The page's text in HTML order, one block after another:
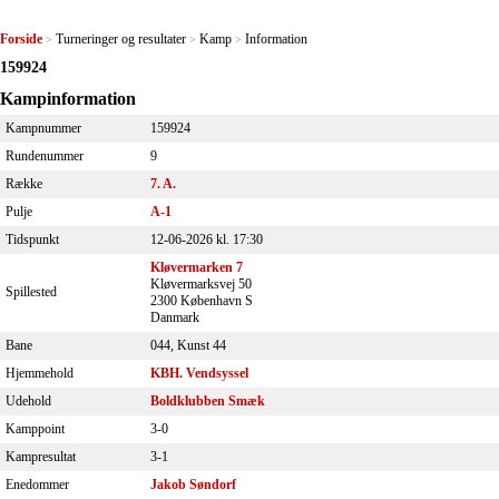
Forside > Turneringer og resultater > Kamp > Information
159924
Kampinformation
Kampnummer
159924
Rundenummer
9
Række
7. A.
Pulje
A-1
Tidspunkt
12-06-2026 kl. 17:30
Spillested
Kløvermarken 7
Kløvermarksvej 50
2300 København S
Danmark
Bane
044, Kunst 44
Hjemmehold
KBH. Vendsyssel
Udehold
Boldklubben Smæk
Kamppoint
3-0
Kampresultat
3-1
Enedommer
Jakob Søndorf